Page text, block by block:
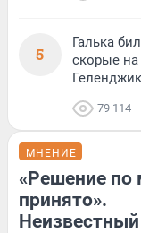
5
Галька
скорые на
79 114
МНЕНИЕ
«Решение по
принято».
Неизвестный